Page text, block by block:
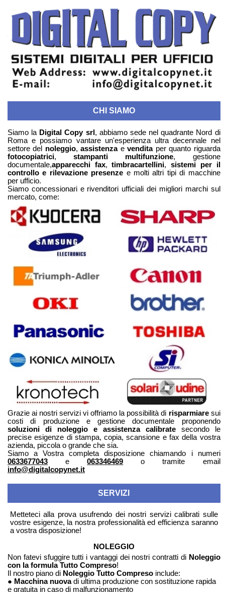
CHI SIAMO
Siamo la Digital Copy srl , abbiamo sede nel quadrante Nord di
Roma e possiamo vantare un'esperienza ultra decennale nel
settore del noleggio,assistenzaevenditaper quanto riguarda
fotocopiatrici,stampanti multifunzione, gestione
documentale,apparecchi fax,timbracartellini,sistemi per il
controllo e rilevazione presenze e molti altri tipi di macchine
per ufficio.
Siamo concessionari e rivenditori ufficiali dei migliori marchi sul
mercato, come:
Grazie ai nostri servizi vi offriamo la possibilità di risparmiaresui
costi di produzione e gestione documentale proponendo
soluzioni di noleggio e assistenza calibratesecondo le
precise esigenze di stampa, copia, scansione e fax della vostra
azienda, piccola o grande che sia.
Siamo a Vostra completa disposizione chiamando i numeri
0633677043 e063346469 o tramite email
info@digitalcopynet.it
SERVIZI
Metteteci alla prova usufrendo dei nostri servizi calibrati sulle
vostre esigenze, la nostra professionalità ed efficienza saranno
a vostra disposizione!
NOLEGGIO
Non fatevi sfuggire tutti i vantaggi dei nostri contratti di Noleggio
con la formula Tutto Compreso!
Il nostro piano di Noleggio Tutto Compreso include:
● Macchina nuovadi ultima produzione con sostituzione rapida
e gratuita in caso di malfunzionamento